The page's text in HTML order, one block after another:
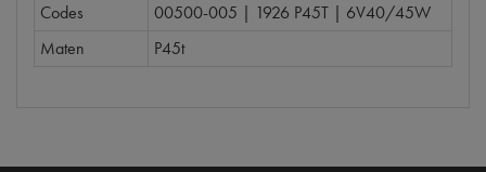
Codes
00500-005 | 1926 P45T | 6V40/45W
Maten
P45t